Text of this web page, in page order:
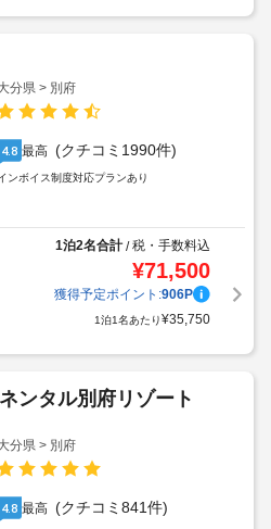
分県 > 別府
4.8 最高 (クチコミ1990件)
ンボイス制度対応プランあり
1泊2名合計/税・手数料込
¥71,500
獲得予定ポイント:906P
1泊1名あたり¥35,750
ンタル別府リゾート
分県 > 別府
4.8 最高 (クチコミ841件)